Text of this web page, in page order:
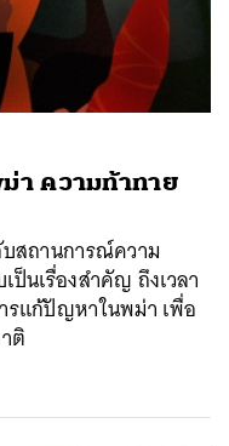
า ความท้าทาย
สถานการณ์ความ
ป็นเรื่องสำคัญ ถึงเวลา
รแก้ปัญหาในพม่า เพื่อ
ติ
EMAIL